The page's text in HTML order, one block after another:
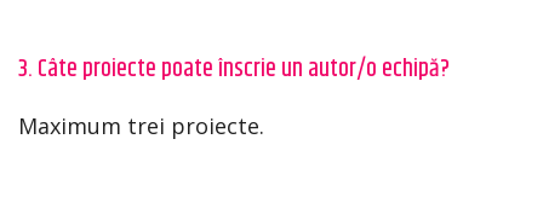
3. Câte proiecte poate înscrie un autor/o echipă?
Maximum trei proiecte.